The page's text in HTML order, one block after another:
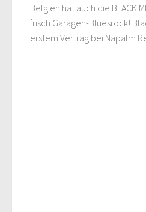
Belgien hat auch die BLACK
frisch Garagen-Bluesrock!
erstem Vertrag bei Napalm